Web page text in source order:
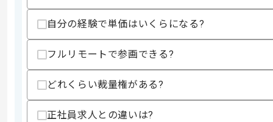
特徴
20代活躍中 , 30代活躍
スキル
求めるスキル
・メジャーなフレームワークを用いた
・不具合調査等のトラブルシューティ
・EXPLAINを用いたSQLの検討、最適化
自分の経験で単価はいくらになる?
フルリモートで参画できる?
どれくらい裁量権がある?
正社員求人との違いは?